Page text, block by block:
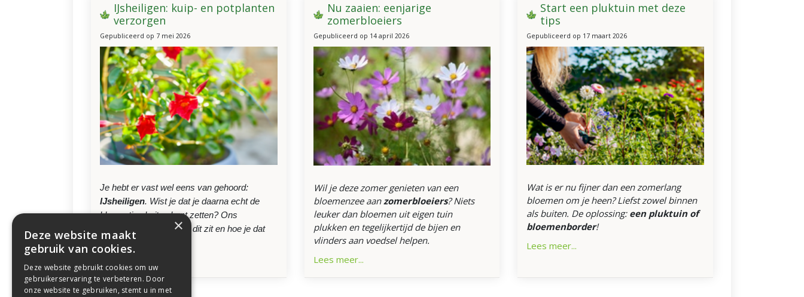
IJsheiligen: kuip- en potplanten
verzorgen
Gepubliceerd op 7 mei 2026
Je hebt er vast wel eens van gehoord:
IJsheiligen. Wist je dat je daarna echt de
bloemetjes buiten kunt zetten? Ons
tuincentrum legt uit hoe dit zit en hoe je dat
doet.
Lees meer...
Nu zaaien: eenjarige
zomerbloeiers
Gepubliceerd op 14 april 2026
Wil je deze zomer genieten van een
bloemenzee aanzomerbloeiers? Niets
leuker dan bloemen uit eigen tuin
plukken en tegelijkertijd de bijen en
vlinders aan voedsel helpen.
Lees meer...
Start een pluktuin met deze
tips
Gepubliceerd op 17 maart 2026
Wat is er nu fijner dan een zomerlang
bloemen om je heen? Liefst zowel binnen
als buiten. De oplossing: een pluktuin of
bloemenborder!
Lees meer...
×
Deze website maakt
gebruik van cookies.
Deze website gebruikt cookies om uw
gebruikerservaring te verbeteren. Door
onze website te gebruiken, stemt u in met